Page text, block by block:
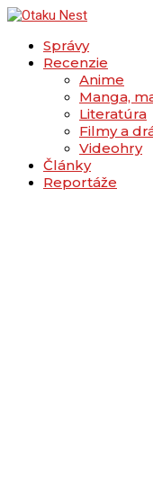
Správy
Recenzie
Anime
Manga,
Literatúra
Filmy a
Videohry
Články
Reportáže